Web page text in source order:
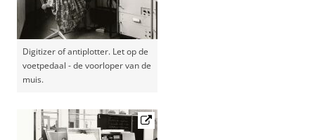
Digitizer of antiplotter. Let op de
voetpedaal - de voorloper van de
muis.